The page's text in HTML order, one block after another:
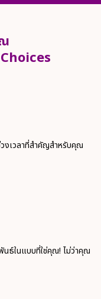
งเวลาที่สำคัญสำหรับคุณ
ธ์ในแบบที่ใช่คุณ! ไม่ว่าคุณ